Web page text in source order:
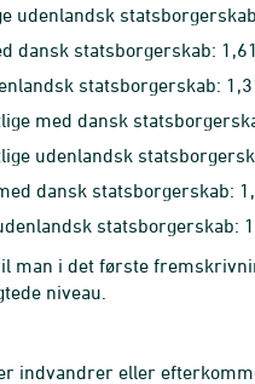
udenlandsk
dansk statsborgerskab: 1,61
statsborgerskab:
med dansk
udenlandsk
dansk statsborgerskab:
statsborgerskab:
man i det første
niveau.
indvandrer eller